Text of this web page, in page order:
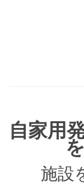
自家用
施設